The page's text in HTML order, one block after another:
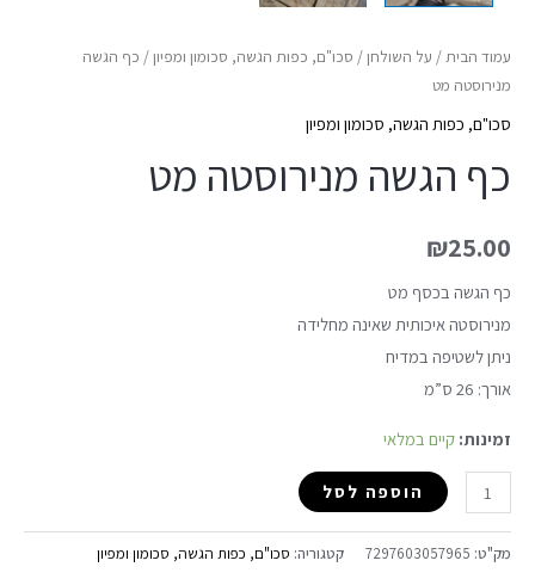
עמוד הבית/ על השולחן/ סכו"ם, כפות הגשה, סכומון ומפיון/ כף הגשה
מנירוסטה מט
סכו"ם, כפות הגשה, סכומון ומפיון
כף הגשה מנירוסטה מט
₪25.00
כף הגשה בכסף מט
מנירוסטה איכותית שאינה מחלידה
ניתן לשטיפה במדיח
אורך: 26 ס”מ
זמינות: קיים במלאי
הוספה לסל
מק"ט: 7297603057965 קטגוריה: סכו"ם, כפות הגשה, סכומון ומפיון